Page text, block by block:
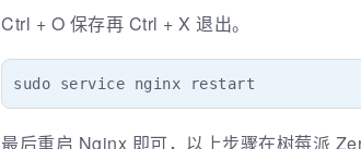
Ctrl + O 保存再 Ctrl + X 退出。
sudo service nginx restart
最后重启 Nginx 即可，以上步骤在树莓派